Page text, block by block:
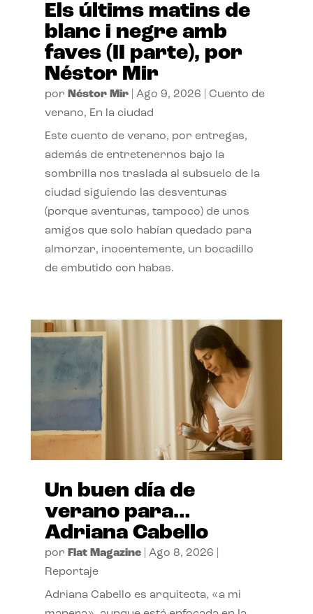
Els últims matins de
blanc i negre amb
faves (II parte), por
Néstor Mir
por Néstor Mir| Ago 9, 2026
Cuento de
verano, En la ciudad
Este cuento de verano, por entregas,
además de entretenernos bajo la
sombrilla nos traslada al subsuelo de la
ciudad siguiendo las desventuras
(porque aventuras, tampoco) de unos
amigos que solo habían quedado para
almorzar, inocentemente, un bocadillo
de embutido con habas.
Un buen día de
verano para…
Adriana Cabello
por Flat Magazine| Ago 8, 2026
Reportaje
Adriana Cabello es arquitecta, «a mi